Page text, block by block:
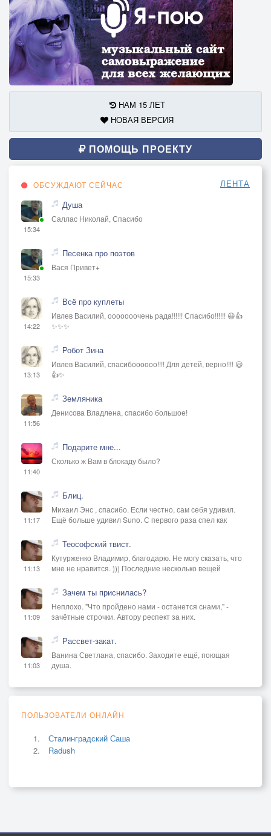
НАМ 15 ЛЕТ
НОВАЯ ВЕРСИЯ
ПОМОЩЬ ПРОЕКТУ
ОБСУЖДАЮТ СЕЙЧАС ЛЕНТА
15:34
Душа
Саллас Николай, Спасибо
15:33
Песенка про поэтов
Вася Привет+
14:22
Всё про куплеты
Ивлев Василий, ооооооочень рада!!!!!! Спасибо!!!!!! 😃👍
✨✨✨
13:13
Робот Зина
Ивлев Василий, спасибоооооо!!!! Для детей, верно!!!! 😃
👍✨
11:56
Земляника
Денисова Владлена, спасибо большое!
11:40
Подарите мне...
Сколько ж Вам в блокаду было?
11:17
Блиц.
Михаил Энс , спасибо. Если честно, сам себя удивил.
Ещё больше удивил Suno. С первого раза спел как
11:13
Теософский твист.
Кутурженко Владимир, благодарю. Не могу сказать, что
мне не нравится. ))) Последние несколько вещей
11:09
Зачем ты приснилась?
Неплохо. "Что пройдено нами - останется снами," -
зачётные строчки. Автору респект за них.
11:03
Рассвет-закат.
Ванина Светлана, спасибо. Заходите ещё, поющая
душа.
ПОЛЬЗОВАТЕЛИ ОНЛАЙН
Сталинградский Саша
Radush